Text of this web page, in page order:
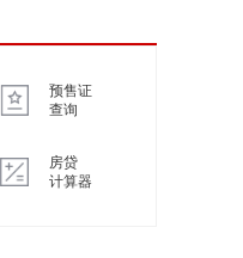
预售证
查询
房贷
计算器